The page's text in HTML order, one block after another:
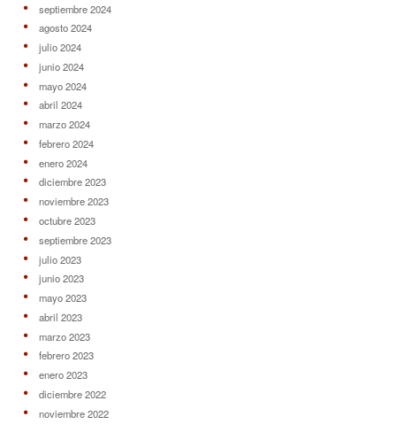
septiembre 2024
agosto 2024
julio 2024
junio 2024
mayo 2024
abril 2024
marzo 2024
febrero 2024
enero 2024
diciembre 2023
noviembre 2023
octubre 2023
septiembre 2023
julio 2023
junio 2023
mayo 2023
abril 2023
marzo 2023
febrero 2023
enero 2023
diciembre 2022
noviembre 2022